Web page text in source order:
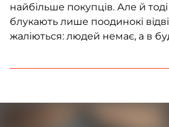
найбільше покупців. Але й
блукають лише поодинокі
жаліються: людей немає, а в